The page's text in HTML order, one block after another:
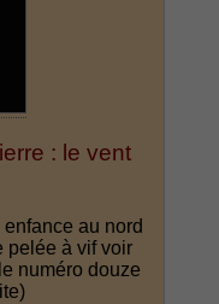
: le vent
au nord
pelée à vif voir
numéro douze